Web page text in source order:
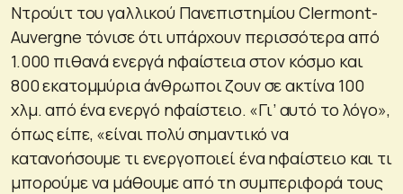
Ντρούιτ του γαλλικού Πανεπιστημίου Clermont-
Auvergne τόνισε ότι υπάρχουν περισσότερα από
1.000 πιθανά ενεργά ηφαίστεια στον κόσμο και
800 εκατομμύρια άνθρωποι ζουν σε ακτίνα 100
χλμ. από ένα ενεργό ηφαίστειο. «Γι’ αυτό το λόγο»,
όπως είπε, «είναι πολύ σημαντικό να
κατανοήσουμε τι ενεργοποιεί ένα ηφαίστειο και τι
μπορούμε να μάθουμε από τη συμπεριφορά τους